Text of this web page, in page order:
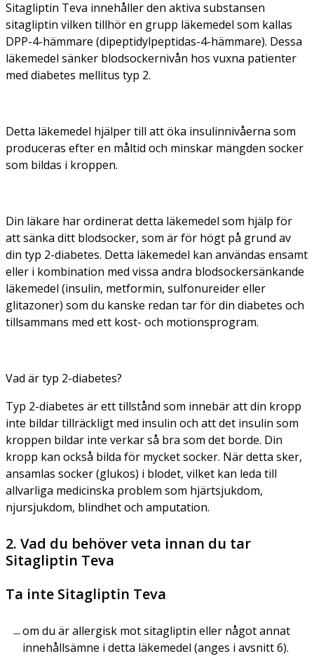
Sitagliptin Teva innehåller den aktiva substansen
sitagliptin vilken tillhör en grupp läkemedel som kallas
DPP-4-hämmare (dipeptidylpeptidas-4-hämmare). Dessa
läkemedel sänker blodsockernivån hos vuxna patienter
med diabetes mellitus typ 2.
Detta läkemedel hjälper till att öka insulinnivåerna som
produceras efter en måltid och minskar mängden socker
som bildas i kroppen.
Din läkare har ordinerat detta läkemedel som hjälp för
att sänka ditt blodsocker, som är för högt på grund av
din typ 2-diabetes. Detta läkemedel kan användas ensamt
eller i kombination med vissa andra blodsockersänkande
läkemedel (insulin, metformin, sulfonureider eller
glitazoner) som du kanske redan tar för din diabetes och
tillsammans med ett kost- och motionsprogram.
Vad är typ 2-diabetes?
Typ 2-diabetes är ett tillstånd som innebär att din kropp
inte bildar tillräckligt med insulin och att det insulin som
kroppen bildar inte verkar så bra som det borde. Din
kropp kan också bilda för mycket socker. När detta sker,
ansamlas socker (glukos) i blodet, vilket kan leda till
allvarliga medicinska problem som hjärtsjukdom,
njursjukdom, blindhet och amputation.
2. Vad du behöver veta innan du tar
Sitagliptin Teva
Ta inte Sitagliptin Teva
om du är allergisk mot sitagliptin eller något annat
innehållsämne i detta läkemedel (anges i avsnitt 6).